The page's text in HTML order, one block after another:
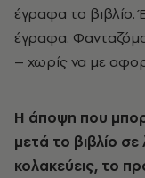
έγραφα το βιβλίο.
έγραφα.
– χωρίς να με
Η άποψη που
μετά το βιβλίο
κολακεύεις, το